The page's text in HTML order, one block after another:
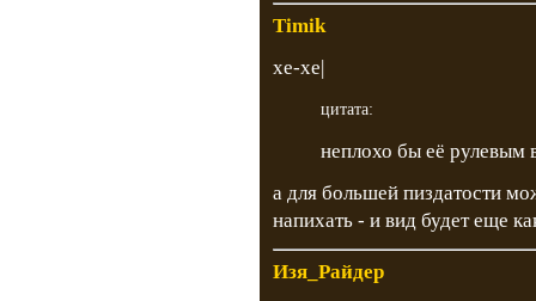
Timik
хе-хе|
цитата:
неплохо бы её рулевым
а для большей пиздатости
напихать - и вид будет еще
Изя_Райдер